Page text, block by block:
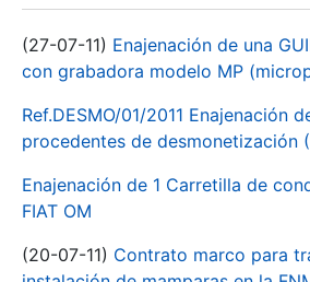
(27-07-11) Enajenación de una
con grabadora modelo MP
Ref.DESMO/01/2011 Enajenación
procedentes de desmonetización
Enajenación de 1 Carretilla de
FIAT OM
(20-07-11) Contrato marco para